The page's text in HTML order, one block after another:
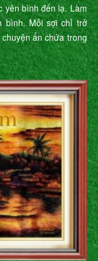
yên bình đến lạ. Làm
bình. Mỗi sợi chỉ trở
ẩn chứa trong